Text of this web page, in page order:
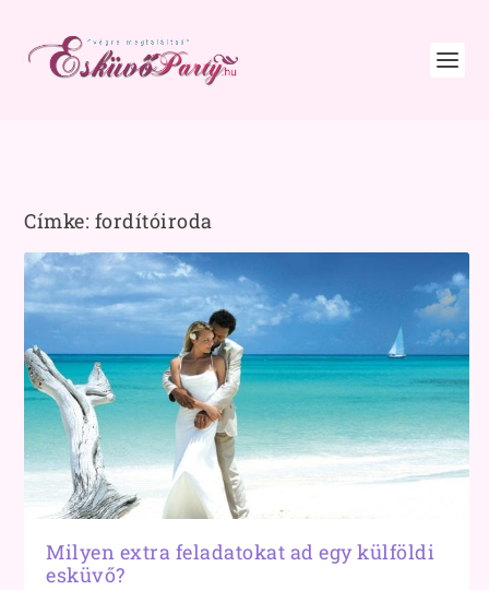
Címke: fordítóiroda
Milyen extra feladatokat ad egy külföldi
esküvő?